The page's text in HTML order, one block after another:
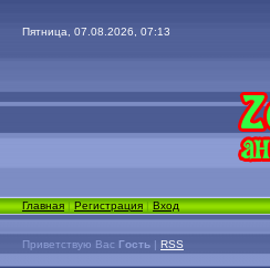
Пятница, 07.08.2026, 07:13
Главная|Регистрация|Вход
Приветствую Вас Гость | RSS